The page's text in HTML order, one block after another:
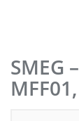
SMEG